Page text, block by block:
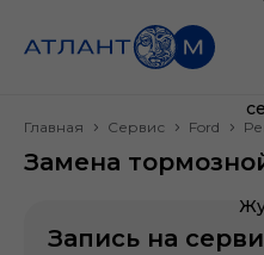
Главная Сервис Ford
Замена
Запись на